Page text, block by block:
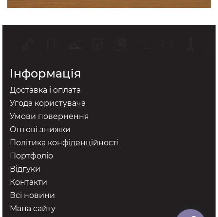
Інформація
Доставка і оплата
Угода користувача
Умови повернення
Оптові знижки
Політика конфіденційності
Портфоліо
Відгуки
Контакти
Всі новини
Мапа сайту